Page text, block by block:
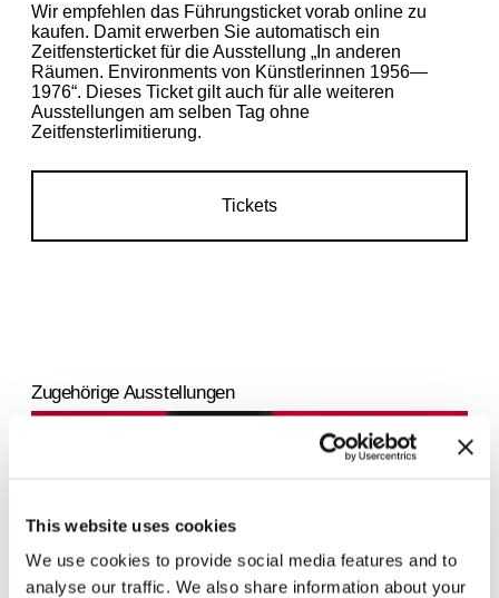
This website uses cookies
We use cookies to provide social media features and to
analyse our traffic. We also share information about your
Wir empfehlen das Führungsticket vorab online zu
kaufen. Damit erwerben Sie automatisch ein
Zeitfensterticket für die Ausstellung „In anderen
Räumen. Environments von Künstlerinnen 1956—
1976“. Dieses Ticket gilt auch für alle weiteren
Ausstellungen am selben Tag ohne
Zeitfensterlimitierung.
Tickets
Zugehörige Ausstellungen